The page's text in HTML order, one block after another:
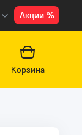
Акции %
Корзина